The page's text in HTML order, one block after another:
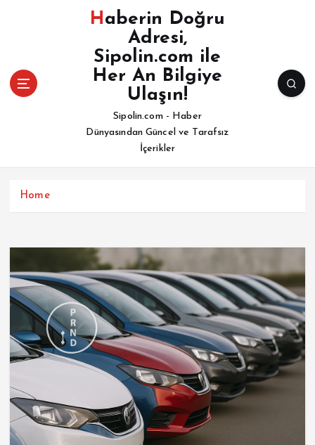
a
Haberin Doğru
Adresi,
Sipolin.com ile
Her An Bilgiye
Ulaşın!
Sipolin.com - Haber
Dünyasından Güncel ve Tarafsız
İçerikler
Home